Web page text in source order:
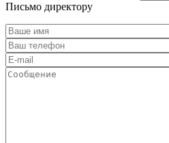
Письмо директору